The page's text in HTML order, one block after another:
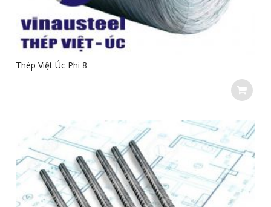
Thép Việt Úc Phi 8